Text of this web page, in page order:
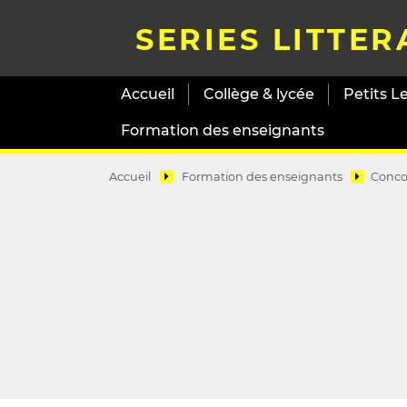
SERIES
Accueil Collège & lycée Petits
Formation des enseignants
Accueil Formation des enseignants